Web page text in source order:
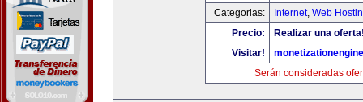
Categorias:
Internet, Web
Precio:
Realizar una
Visitar!
Serán consideradas